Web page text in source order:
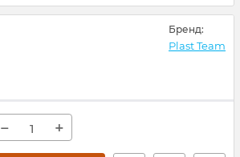
Бренд:
Plast Team
− +